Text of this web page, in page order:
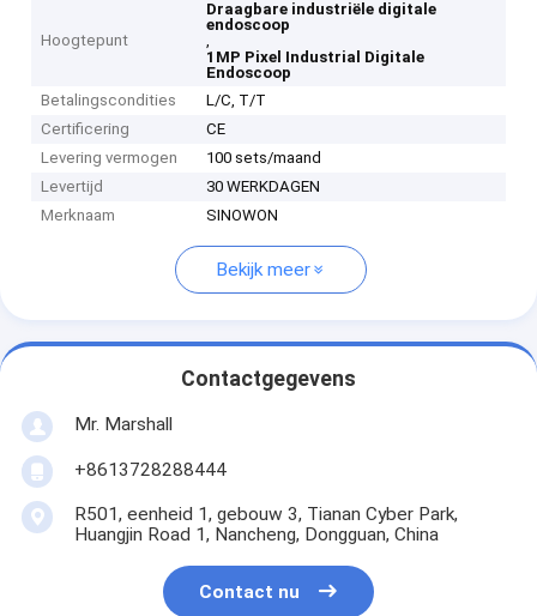
Hoogtepunt
Draagbare industriële digitale
endoscoop
,
1MP Pixel Industrial Digitale
Endoscoop
Betalingscondities
L/C, T/T
Certificering
CE
Levering vermogen
100 sets/maand
Levertijd
30 WERKDAGEN
Merknaam
SINOWON
Bekijk meer
Contactgegevens
Mr. Marshall
+8613728288444
R501, eenheid 1, gebouw 3, Tianan Cyber Park,
Huangjin Road 1, Nancheng, Dongguan, China
Contact nu